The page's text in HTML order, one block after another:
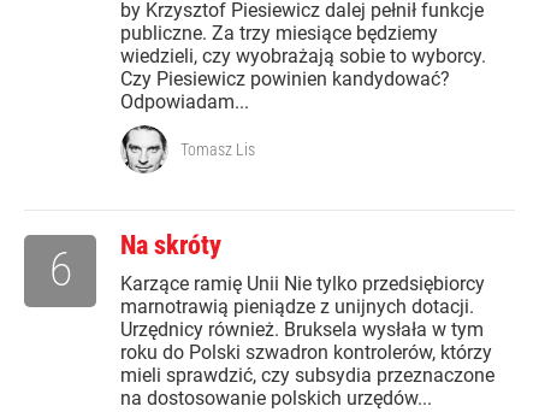
by Krzysztof Piesiewicz dalej pełnił funkcje
publiczne. Za trzy miesiące będziemy
wiedzieli, czy wyobrażają sobie to wyborcy.
Czy Piesiewicz powinien kandydować?
Odpowiadam...
Tomasz Lis
Na skróty
Karzące ramię Unii Nie tylko przedsiębiorcy
marnotrawią pieniądze z unijnych dotacji.
Urzędnicy również. Bruksela wysłała w tym
roku do Polski szwadron kontrolerów, którzy
mieli sprawdzić, czy subsydia przeznaczone
na dostosowanie polskich urzędów...
6